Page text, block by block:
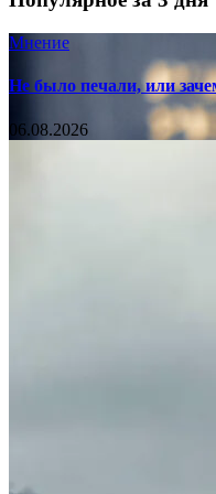
Мнение
Не было печали, или
06.08.2026